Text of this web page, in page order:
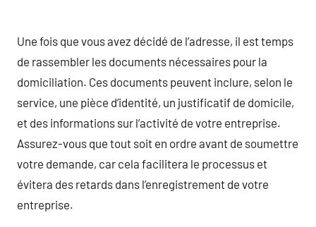
Une fois que vous avez décidé de l’adresse, il est temps
de rassembler les documents nécessaires pour la
domiciliation. Ces documents peuvent inclure, selon le
service, une pièce d’identité, un justificatif de domicile,
et des informations sur l’activité de votre entreprise.
Assurez-vous que tout soit en ordre avant de soumettre
votre demande, car cela facilitera le processus et
évitera des retards dans l’enregistrement de votre
entreprise.